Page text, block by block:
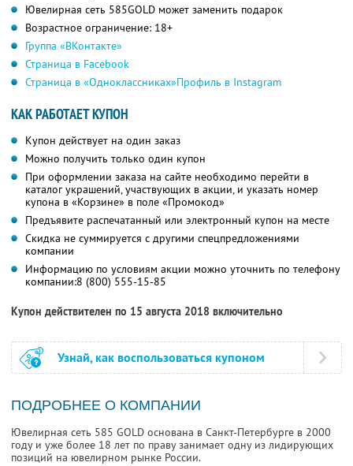
Ювелирная сеть 585GOLD может заменить подарок
Возрастное ограничение: 18+
Группа «ВКонтакте»
Страница в Facebook
Страница в «Одноклассниках»Профиль в Instagram
КАК РАБОТАЕТ КУПОН
Купон действует на один заказ
Можно получить только один купон
При оформлении заказа на сайте необходимо перейти в
каталог украшений, участвующих в акции, и указать номер
купона в «Корзине» в поле «Промокод»
Предъявите распечатанный или электронный купон на месте
Скидка не суммируется с другими спецпредложениями
компании
Информацию по условиям акции можно уточнить по телефону
компании:8 (800) 555-15-85
Купон действителен по 15 августа 2018 включительно
Узнай, как воспользоваться купоном
ПОДРОБНЕЕ О КОМПАНИИ
Ювелирная сеть 585 GOLD основана в Санкт-Петербурге в 2000
году и уже более 18 лет по праву занимает одну из лидирующих
позиций на ювелирном рынке России.